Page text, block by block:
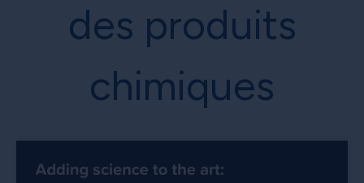
des produits
chimiques